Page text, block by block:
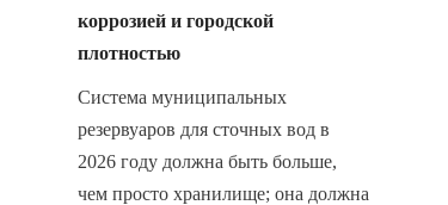
коррозией и городской
плотностью
Система муниципальных
резервуаров для сточных вод в
2026 году должна быть больше,
чем просто хранилище; она должна